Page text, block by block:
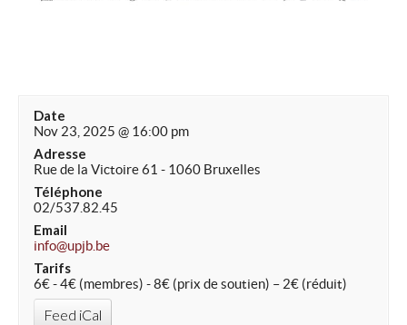
Date
Nov 23, 2025 @ 16:00 pm
Adresse
Rue de la Victoire 61 - 1060 Bruxelles
Téléphone
02/537.82.45
Email
info@upjb.be
Tarifs
6€ - 4€ (membres) - 8€ (prix de soutien) – 2€ (réduit)
Feed iCal